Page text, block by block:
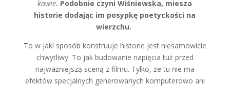
kawie. Podobnie czyni Wiśniewska, miesza
historie dodając im posypkę poetyckości na
wierzchu.
To w jaki sposób konstruuje historie jest niesamowicie
chwytliwy. To jak budowanie napięcia tuż przed
najważniejszą sceną z filmu. Tylko, że tu nie ma
efektów specjalnych generowanych komputerowo ani